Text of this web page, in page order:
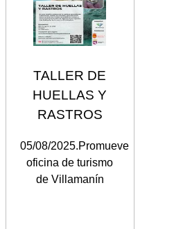
TALLER DE
HUELLAS Y
RASTROS
05/08/2025.Promueve
oficina de turismo
de Villamanín